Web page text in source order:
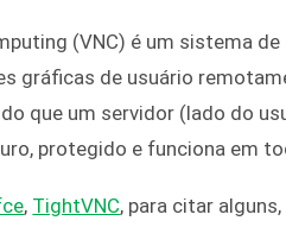
(VNC) é um sistema
gráficas de usuário
que um servidor (lado do
protegido e funciona em
, TightVNC, para citar